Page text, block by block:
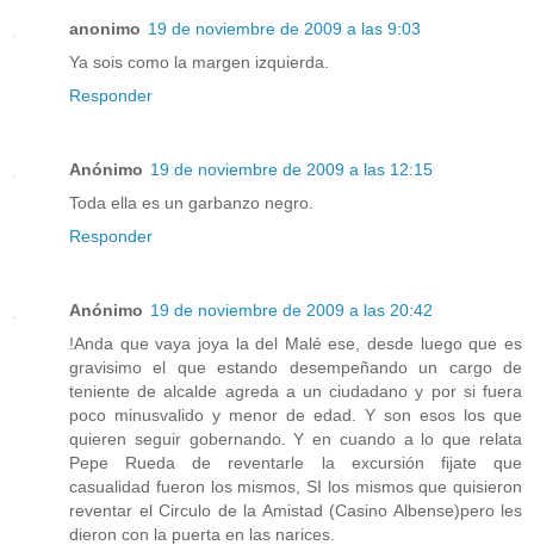
anonimo 19 de noviembre de 2009 a las 9:03
Ya sois como la margen izquierda.
Responder
Anónimo 19 de noviembre de 2009 a las 12:15
Toda ella es un garbanzo negro.
Responder
Anónimo 19 de noviembre de 2009 a las 20:42
!Anda que vaya joya la del Malé ese, desde luego que es
gravisimo el que estando desempeñando un cargo de
teniente de alcalde agreda a un ciudadano y por si fuera
poco minusvalido y menor de edad. Y son esos los que
quieren seguir gobernando. Y en cuando a lo que relata
Pepe Rueda de reventarle la excursión fijate que
casualidad fueron los mismos, SI los mismos que quisieron
reventar el Circulo de la Amistad (Casino Albense)pero les
dieron con la puerta en las narices.